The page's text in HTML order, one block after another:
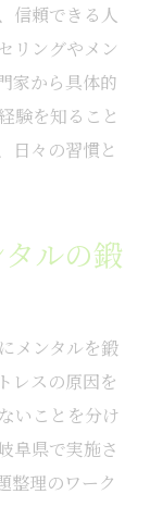
信頼できる人
リングやメン
家から具体的
験を知ること
日々の習慣と
ルの鍛
メンタルを鍛
レスの原因を
いことを分け
阜県で実施さ
整理のワーク